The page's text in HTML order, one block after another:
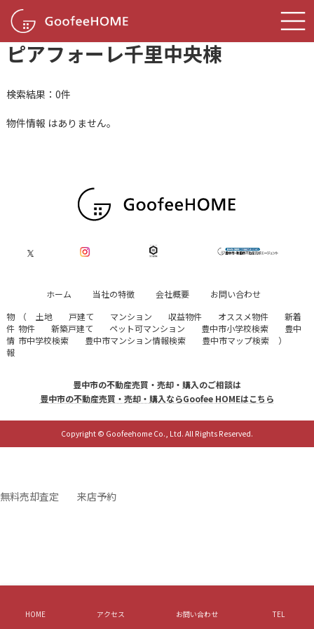
ス
ッ
ン
移
TOP
ピアフォーレ千里中央棟
検索結果：0件
物件情報 はありません。
ホーム 当社の特徴 会社概要
お問い合わせ
物
件
情
報
（ 土地 戸建て マンション 収益物件 オススメ物件
新着
物件
新築戸建て ペット可マンション 豊中市小学校検索
豊中
市中学校検索
豊中市マンション情報検索 豊中市マップ検索 ）
豊中市の不動産売買・売却・購入のご相談は
豊中市の不動産売買・売却・購入ならGoofee HOMEはこちら
Copyright © Goofeehome Co., Ltd. All Rights Reserved.
HOME アクセス お問い合わせ TEL
無料売却査定 来店予約